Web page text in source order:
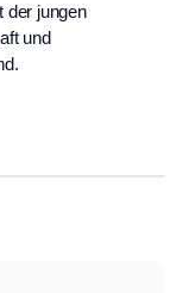
der jungen
und